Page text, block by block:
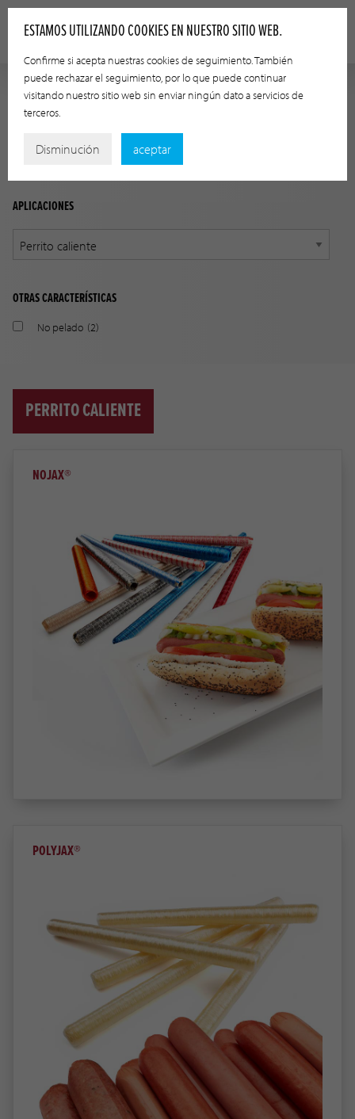
GUÍA DE APLICACIÓN
Encuentre el producto adecuado a su aplicación utilizando
las siguientes opciones.
APLICACIONES
OTRAS CARACTERÍSTICAS
No pelado (2)
PERRITO CALIENTE
NOJAX®
POLYJAX®
ESTAMOS UTILIZANDO COOKIES EN NUESTRO SITIO WEB.
Confirme si acepta nuestras cookies de seguimiento. También
puede rechazar el seguimiento, por lo que puede continuar
visitando nuestro sitio web sin enviar ningún dato a servicios de
terceros.
Disminución aceptar